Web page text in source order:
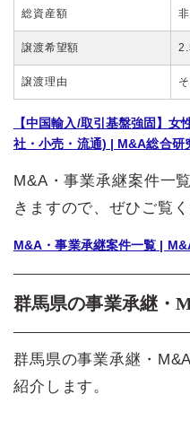
総資産額
譲渡希望額
譲渡理由
【中国輸入/取引基盤強固】
社・小売・流通) | M&A総合研
M&A・事業承継案件一
きますので、ぜひご覧く
M&A・事業承継案件一覧 |
群馬県の事業承継・
群馬県の事業承継・
紹介します。